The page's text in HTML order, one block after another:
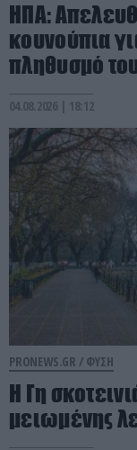
ΗΠΑ:
κουνούπια
πληθυσμό
04.08.2026 | 18:12
PRONEWS.GR / ΦΥΣΗ
Η Γη
μειωμένης